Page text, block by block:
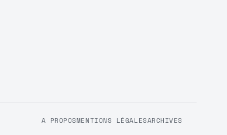
A PROPOSMENTIONS LÉGALESARCHIVES